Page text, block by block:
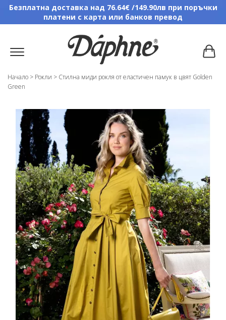
Безплатна доставка над 76.64€ /149.90лв при поръчки
платени с карта или банков превод
Начало > Рокли > Стилна миди рокля от еластичен памук в цвят Golden
Green